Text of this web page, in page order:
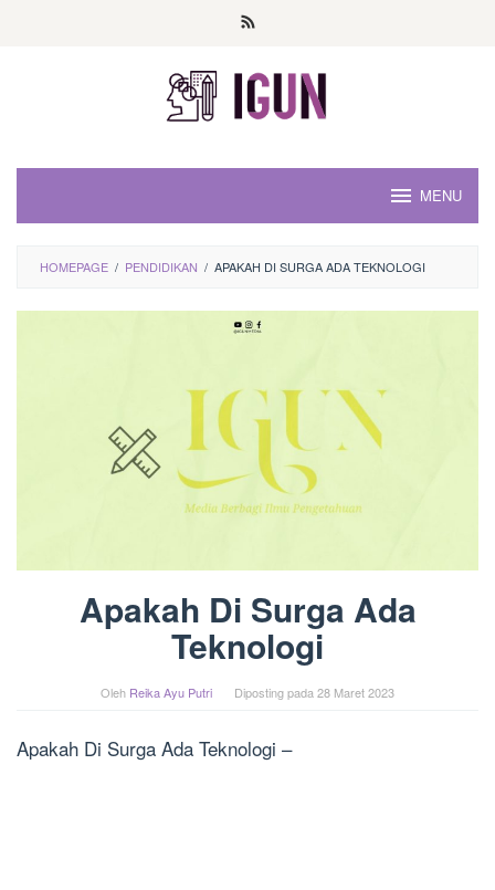
MENU
HOMEPAGE / PENDIDIKAN / APAKAH DI SURGA ADA TEKNOLOGI
Apakah Di Surga Ada
Teknologi
Oleh Reika Ayu Putri Diposting pada 28 Maret 2023
Apakah Di Surga Ada Teknologi –